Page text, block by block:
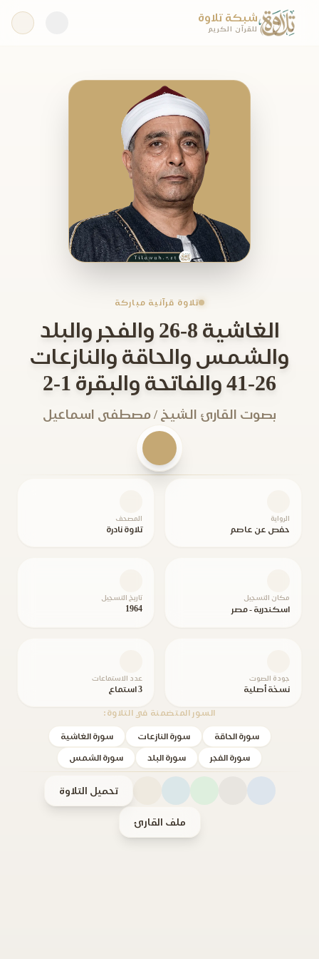
شبكة تلاوة
للقرآن الكريم
تلاوة قرآنية مباركة
الغاشية 8-26 والفجر والبلد
والشمس والحاقة والنازعات
26-41 والفاتحة والبقرة 1-2
بصوت القارئ الشيخ / مصطفى اسماعيل
الرواية
حفص عن عاصم
المصحف
تلاوة نادرة
مكان التسجيل
اسكندرية - مصر
تاريخ التسجيل
1964
جودة الصوت
نسخة أصلية
عدد الاستماعات
3 استماع
السور المتضمنة في التلاوة:
سورة الحاقة سورة النازعات سورة الغاشية
سورة الفجر سورة البلد سورة الشمس
تحميل التلاوة
ملف القارئ